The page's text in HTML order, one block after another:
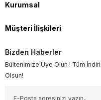
Kurumsal
Müşteri İlişkileri
Bizden Haberler
Bültenimize Üye Olun ! Tüm
Olsun!